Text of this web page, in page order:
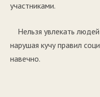
участниками.
Нельзя увлекать
нарушая кучу правил
навечно.